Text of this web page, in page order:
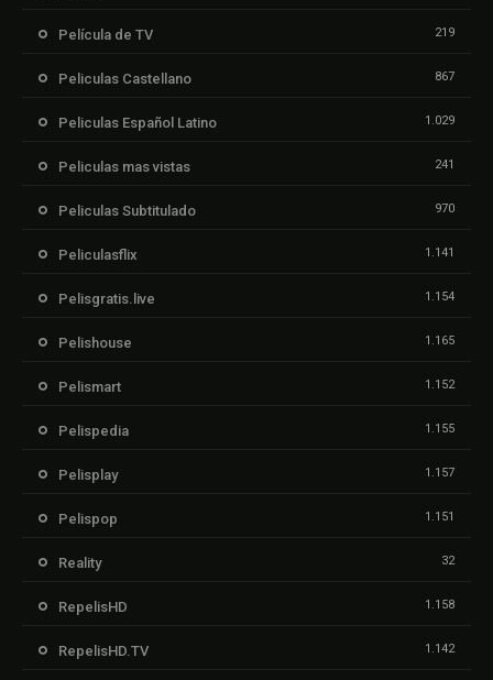
Película de TV 219
Peliculas Castellano 867
Peliculas Español Latino 1.029
Peliculas mas vistas 241
Peliculas Subtitulado 970
Peliculasflix 1.141
Pelisgratis.live 1.154
Pelishouse 1.165
Pelismart 1.152
Pelispedia 1.155
Pelisplay 1.157
Pelispop 1.151
Reality 32
RepelisHD 1.158
RepelisHD.TV 1.142